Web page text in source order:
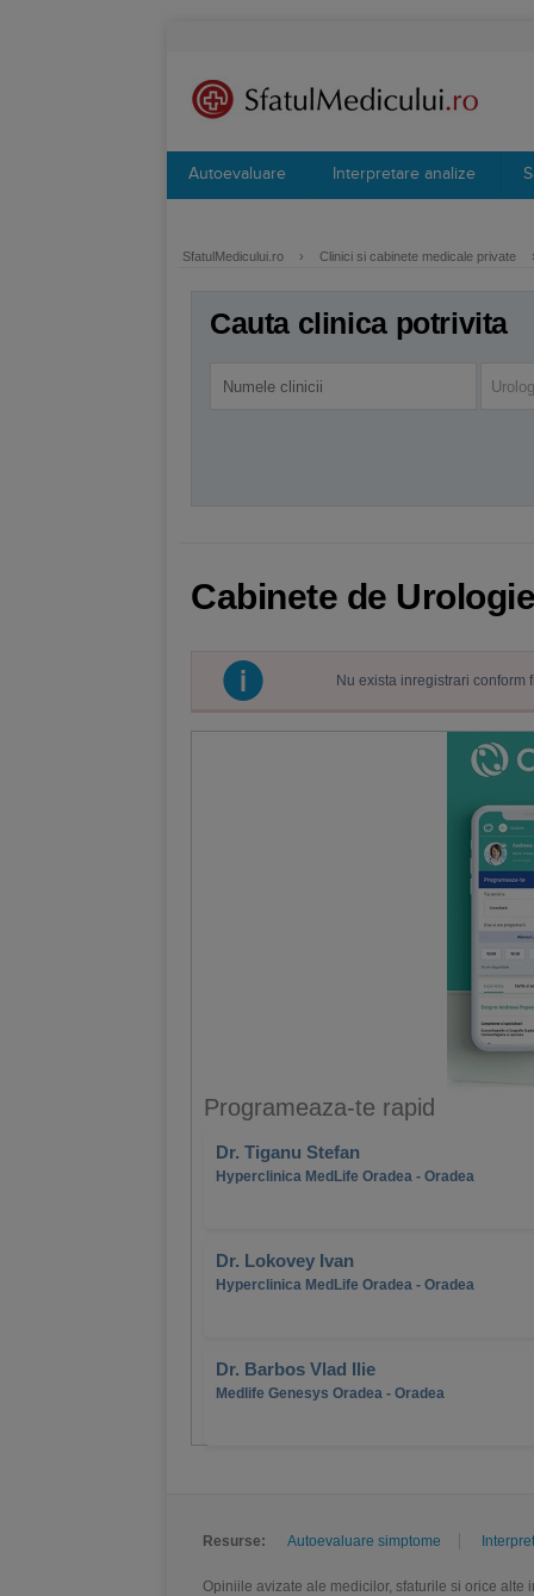
Autoevaluare Interpretare analize
SfatulMedicului.ro › Clinici si cabinete medicale private
Cauta clinica potrivita
Cabinete de
Nu exista inregistrari
Programeaza-te rapid
Dr. Tiganu Stefan
Hyperclinica MedLife Oradea - Oradea
Dr. Lokovey Ivan
Hyperclinica MedLife Oradea - Oradea
Dr. Barbos Vlad Ilie
Medlife Genesys Oradea - Oradea
Resurse: Autoevaluare simptome
Opiniile avizate ale medicilor, sfaturile si orice